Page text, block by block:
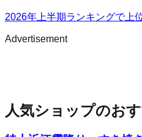
2026年上半期ランキングで上
Advertisement
人気ショップのお